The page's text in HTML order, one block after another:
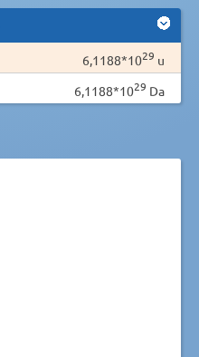
6,1188*1029 u
6,1188*1029 Da